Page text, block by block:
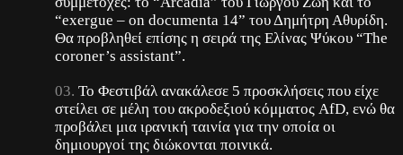
“exergue – on documenta 14” του Δημήτρη Αθυρίδη.
Θα προβληθεί επίσης η σειρά της Ελίνας Ψύκου “The
coroner’s assistant”.
Το Φεστιβάλ ανακάλεσε 5 προσκλήσεις που είχε
στείλει σε μέλη του ακροδεξιού κόμματος AfD, ενώ θα
προβάλει μια ιρανική ταινία για την οποία οι
δημιουργοί της διώκονται ποινικά.